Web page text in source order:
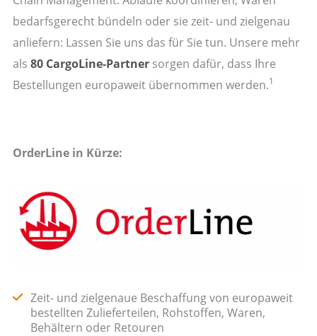
bedarfsgerecht bündeln oder sie zeit- und zielgenau
anliefern: Lassen Sie uns das für Sie tun. Unsere mehr
als 80 CargoLine-Partner sorgen dafür, dass Ihre
Bestellungen europaweit übernommen werden.1
OrderLine in Kürze:
Zeit- und zielgenaue Beschaffung von europaweit
bestellten Zulieferteilen, Rohstoffen, Waren,
Behältern oder Retouren